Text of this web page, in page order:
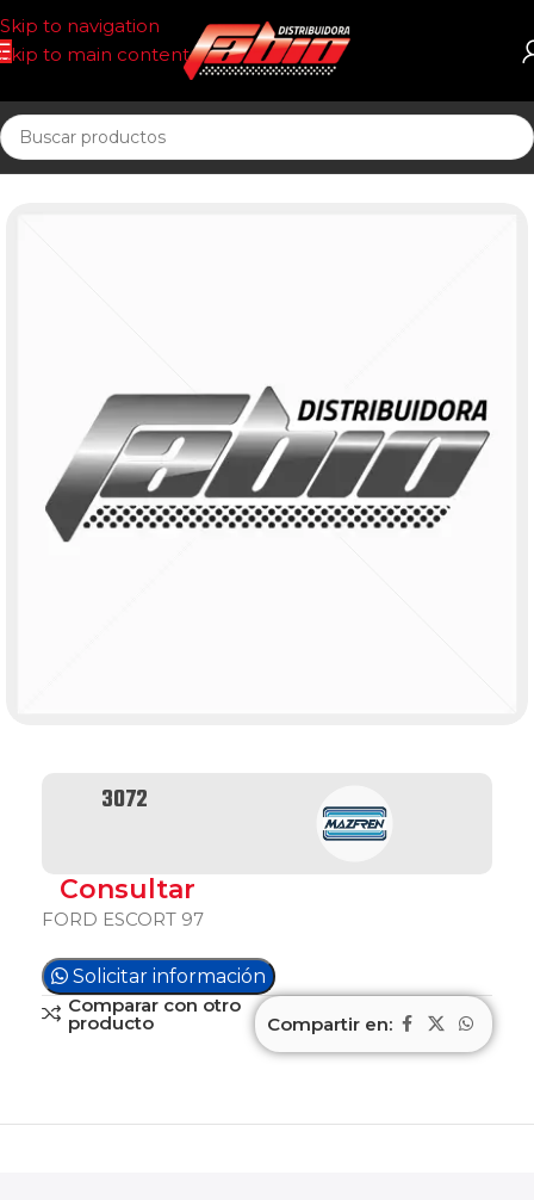
Skip to navigation
Skip to main content
Inicio PASTILLAS DE FRENO
3072
Consultar
FORD ESCORT 97
Solicitar información
Comparar con otro
producto Compartir en: